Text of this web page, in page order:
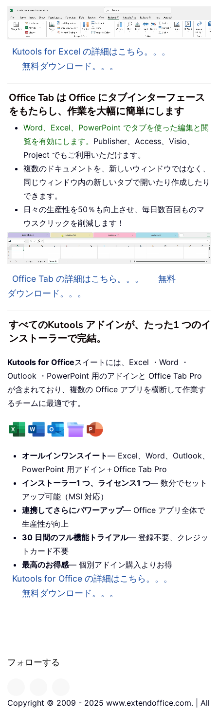
Kutools for Excel の詳細はこちら。。。
無料ダウンロード。。。
Office Tab は Office にタブインターフェース
をもたらし、作業を大幅に簡単にします
Word、Excel、PowerPoint でタブを使った編集と閲
覧を有効にします。 Publisher、Access、Visio、
Project でもご利用いただけます。
複数のドキュメントを、新しいウィンドウではなく、
同じウィンドウ内の新しいタブで開いたり作成したり
できます。
日々の生産性を50％も向上させ、毎日数百回ものマ
ウスクリックを削減します！
Office Tab の詳細はこちら。。。
無料
ダウンロード。。。
すべてのKutools アドインが、たった1 つのイ
ンストーラーで完結。
Kutools for Officeスイートには、Excel ・Word ・
Outlook ・PowerPoint 用のアドインと Office Tab Pro
が含まれており、複数の Office アプリを横断して作業す
るチームに最適です。
オールインワンスイート— Excel、Word、Outlook、
PowerPoint 用アドイン＋Office Tab Pro
インストーラー1 つ、ライセンス1 つ— 数分でセット
アップ可能（MSI 対応）
連携してさらにパワーアップ— Office アプリ全体で
生産性が向上
30 日間のフル機能トライアル— 登録不要、クレジッ
トカード不要
最高のお得感— 個別アドイン購入よりお得
Kutools for Office の詳細はこちら。。。
無料ダウンロード。。。
フォローする
Copyright © 2009 - 2025 www.extendoffice.com. | All